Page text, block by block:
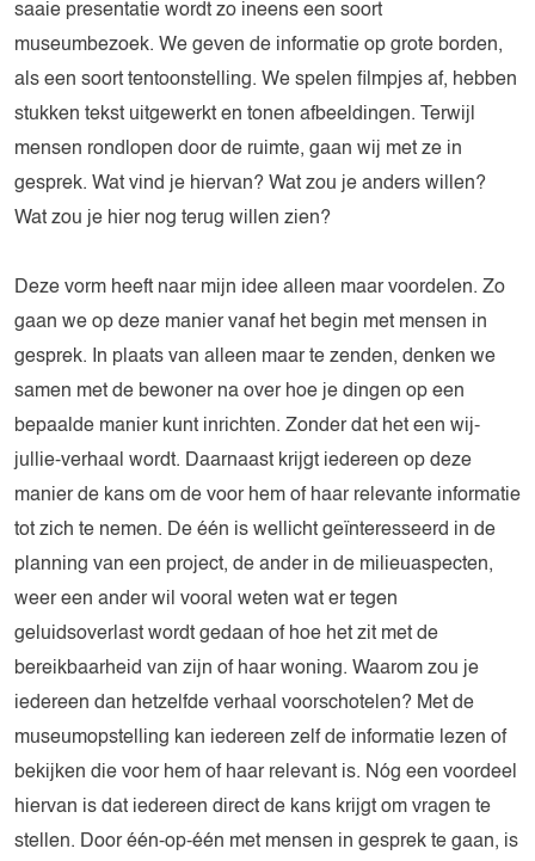
saaie presentatie wordt zo ineens een soort
museumbezoek. We geven de informatie op grote borden,
als een soort tentoonstelling. We spelen filmpjes af, hebben
stukken tekst uitgewerkt en tonen afbeeldingen. Terwijl
mensen rondlopen door de ruimte, gaan wij met ze in
gesprek. Wat vind je hiervan? Wat zou je anders willen?
Wat zou je hier nog terug willen zien?
Deze vorm heeft naar mijn idee alleen maar voordelen. Zo
gaan we op deze manier vanaf het begin met mensen in
gesprek. In plaats van alleen maar te zenden, denken we
samen met de bewoner na over hoe je dingen op een
bepaalde manier kunt inrichten. Zonder dat het een wij-
jullie-verhaal wordt. Daarnaast krijgt iedereen op deze
manier de kans om de voor hem of haar relevante informatie
tot zich te nemen. De één is wellicht geïnteresseerd in de
planning van een project, de ander in de milieuaspecten,
weer een ander wil vooral weten wat er tegen
geluidsoverlast wordt gedaan of hoe het zit met de
bereikbaarheid van zijn of haar woning. Waarom zou je
iedereen dan hetzelfde verhaal voorschotelen? Met de
museumopstelling kan iedereen zelf de informatie lezen of
bekijken die voor hem of haar relevant is. Nóg een voordeel
hiervan is dat iedereen direct de kans krijgt om vragen te
stellen. Door één-op-één met mensen in gesprek te gaan, is